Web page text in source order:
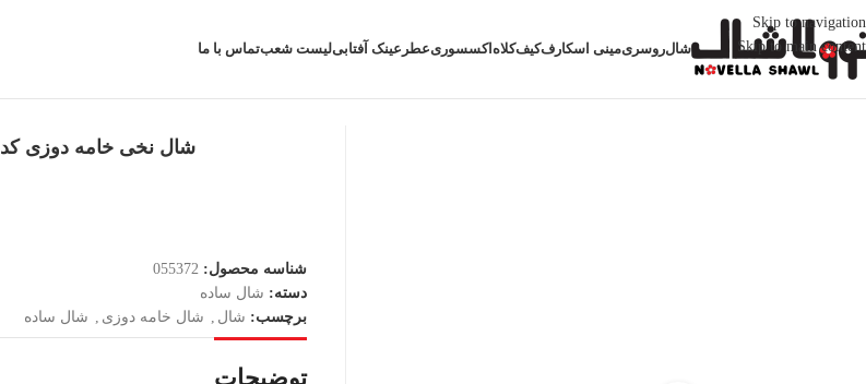
Skip to navigation
Skip to main content
شالروسریمینی اسکارفکیفکلاه اکسسوریعطر عینک آفتابیلیست شعبتماس با ما
شال نخی خامه دوزی کد 055372
شناسه محصول:055372
دسته: شال ساده
برچسب: شال , شال خامه دوزی , شال ساده
توضیحات